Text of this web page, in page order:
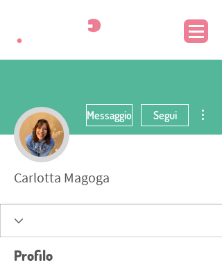
Messaggio Segui
Carlotta Magoga
Profilo